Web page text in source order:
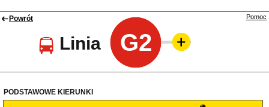
Powrót
Linia G2
Pomoc
PODSTAWOWE KIERUNKI